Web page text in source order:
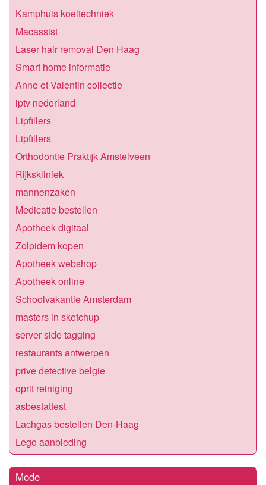
Kamphuis koeltechniek
Macassist
Laser hair removal Den Haag
Smart home informatie
Anne et Valentin collectie
iptv nederland
Lipfillers
Lipfillers
Orthodontie Praktijk Amstelveen
Rijkskliniek
mannenzaken
Medicatie bestellen
Apotheek digitaal
Zolpidem kopen
Apotheek webshop
Apotheek online
Schoolvakantie Amsterdam
masters in sketchup
server side tagging
restaurants antwerpen
prive detective belgie
oprit reiniging
asbestattest
Lachgas bestellen Den-Haag
Lego aanbieding
Mode